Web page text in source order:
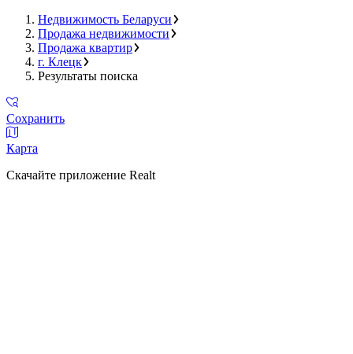
Недвижимость Беларуси
Продажа недвижимости
Продажа квартир
г. Клецк
Результаты поиска
Сохранить
Карта
Скачайте приложение Realt